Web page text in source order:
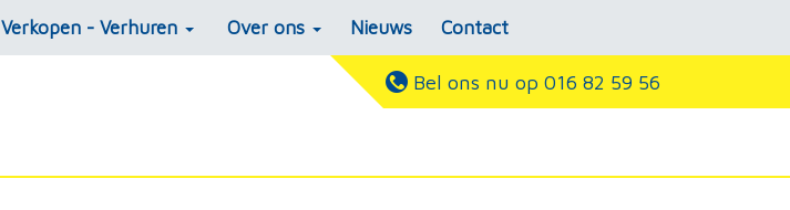
Verkopen - Verhuren Over ons Nieuws Contact
Bel ons nu op 016 82 59 56